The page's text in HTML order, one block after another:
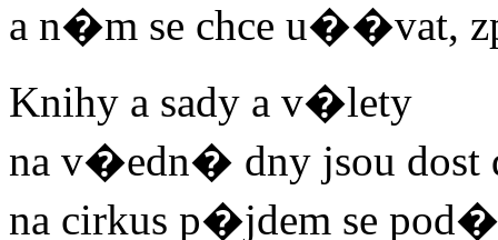
a n�m se chce u��vat,
Knihy a sady a v�lety
na v�edn� dny jsou dost
na cirkus p�jdem se